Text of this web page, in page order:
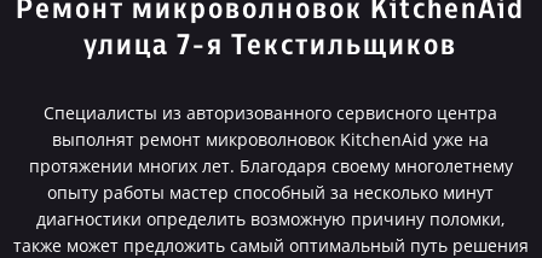
Ремонт микроволновок KitchenAid
улица 7-я Текстильщиков
Специалисты из авторизованного сервисного центра
выполнят ремонт микроволновок KitchenAid уже на
протяжении многих лет. Благодаря своему многолетнему
опыту работы мастер способный за несколько минут
диагностики определить возможную причину поломки,
также может предложить самый оптимальный путь решения